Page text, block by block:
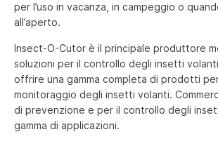
per l’uso in vacanza, in campeggio o
all’aperto.
Insect-O-Cutor è il principale produttore
soluzioni per il controllo degli insetti
offrire una gamma completa di prodotti
monitoraggio degli insetti volanti.
di prevenzione e per il controllo degli
gamma di applicazioni.